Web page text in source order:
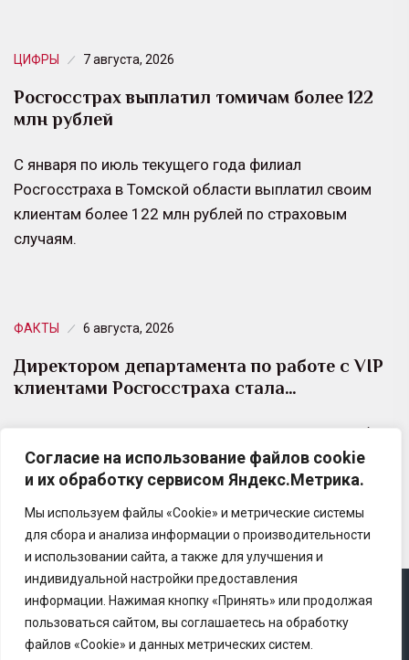
Согласие на использование файлов cookie
и их обработку сервисом Яндекс.Метрика.
Мы используем файлы «Cookie» и метрические системы
для сбора и анализа информации о производительности
и использовании сайта, а также для улучшения и
индивидуальной настройки предоставления
информации. Нажимая кнопку «Принять» или продолжая
пользоваться сайтом, вы соглашаетесь на обработку
файлов «Cookie» и данных метрических систем.
ЦИФРЫ 7 августа, 2026
Росгосстрах выплатил томичам более 122
млн рублей
С января по июль текущего года филиал
Росгосстраха в Томской области выплатил своим
клиентам более 122 млн рублей по страховым
случаям.
ФАКТЫ 6 августа, 2026
Директором департамента по работе с VIP
клиентами Росгосстраха стала…
Юлия Самсонова возглавила Департамент по работе
с VIP клиентами и индивидуального страхования
федеральных клиентов Росгосстраха.
Copyright © 2025 Ассоциация «Некоммерческого
партнерство содействия развитию страхового рынка
«Центр страховой безопасности»